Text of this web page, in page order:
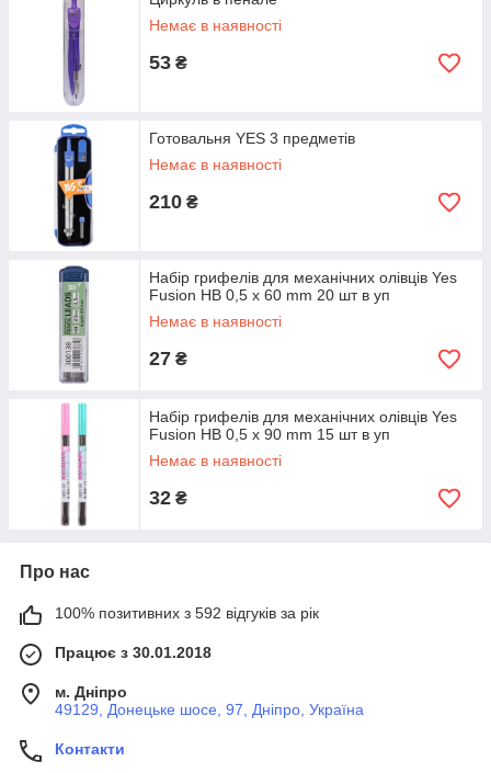
Немає в наявності
53 ₴
Готовальня YES 3 предметів
Немає в наявності
210 ₴
Набір грифелів для механічних олівців Yes
Fusion HB 0,5 х 60 mm 20 шт в уп
Немає в наявності
27 ₴
Набір грифелів для механічних олівців Yes
Fusion HB 0,5 х 90 mm 15 шт в уп
Немає в наявності
32 ₴
Про нас
100% позитивних з 592 відгуків за рік
Працює з 30.01.2018
м. Дніпро
49129, Донецьке шосе, 97, Дніпро, Україна
Контакти